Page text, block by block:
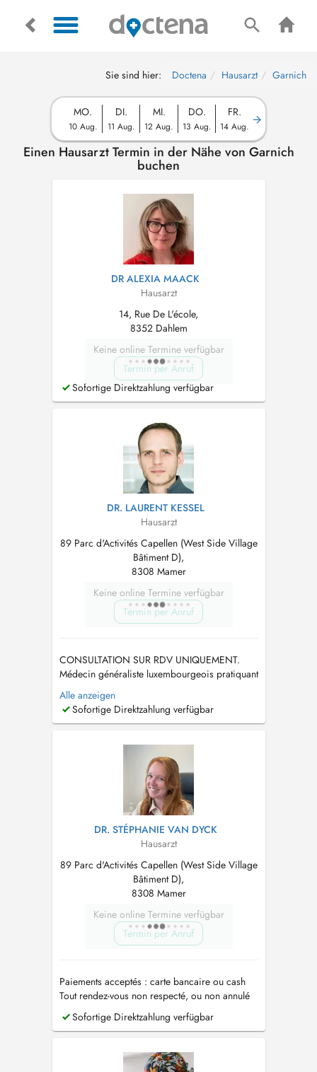
Sie sind hier: Doctena Hausarzt Garnich
MO.
10 Aug.
DI.
11 Aug.
MI.
12 Aug.
DO.
13 Aug.
FR.
14 Aug.
Einen Hausarzt Termin in der Nähe von Garnich
buchen
DR ALEXIA MAACK
Hausarzt
14, Rue De L'école,
8352 Dahlem
Keine online Termine verfügbar
Termin per Anruf
Sofortige Direktzahlung verfügbar
DR. LAURENT KESSEL
Hausarzt
89 Parc d'Activités Capellen (West Side Village
Bâtiment D),
8308 Mamer
Keine online Termine verfügbar
Termin per Anruf
CONSULTATION SUR RDV UNIQUEMENT.
Médecin généraliste luxembourgeois pratiquant
au Centre Médical Capellen. Diplômé de la
Faculté de Médecine de Nancy (F). En cas
d'urgence, appelez le 28 37 39 si vous ne
convienne. Tout rendez-vous non honoré ou
Alle anzeigen
Sofortige Direktzahlung verfügbar
DR. STÉPHANIE VAN DYCK
Hausarzt
89 Parc d'Activités Capellen (West Side Village
Bâtiment D),
8308 Mamer
Keine online Termine verfügbar
Termin per Anruf
Paiements acceptés : carte bancaire ou cash
Tout rendez-vous non respecté, ou non annulé
au moins 24h avant, sera facturé
Sofortige Direktzahlung verfügbar